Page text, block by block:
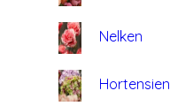
Nelken
Hortensien